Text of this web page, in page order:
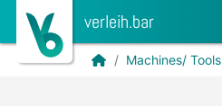
verleih.bar
Machines/ Tools